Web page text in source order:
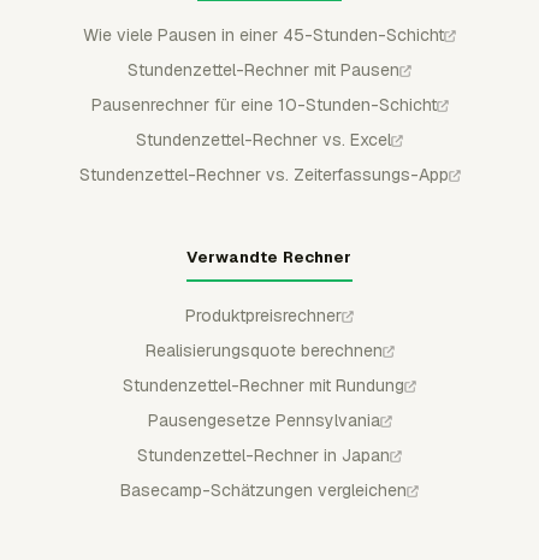
Wie viele Pausen in einer 45-Stunden-Schicht
Stundenzettel-Rechner mit Pausen
Pausenrechner für eine 10-Stunden-Schicht
Stundenzettel-Rechner vs. Excel
Stundenzettel-Rechner vs. Zeiterfassungs-App
Verwandte Rechner
Produktpreisrechner
Realisierungsquote berechnen
Stundenzettel-Rechner mit Rundung
Pausengesetze Pennsylvania
Stundenzettel-Rechner in Japan
Basecamp-Schätzungen vergleichen